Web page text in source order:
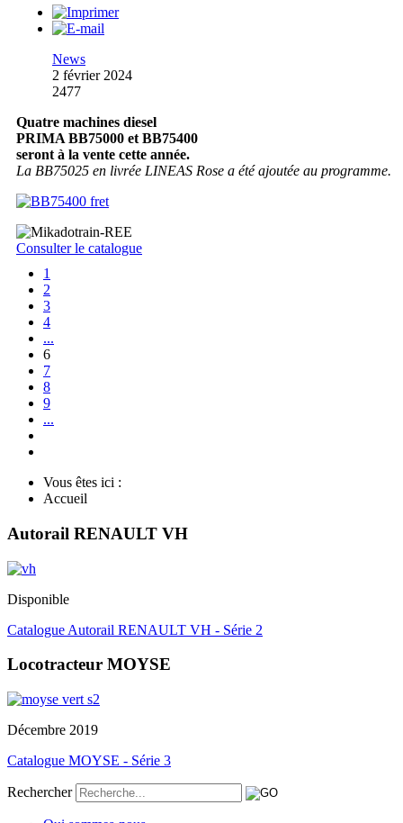
News
2 février 2024
2477
Quatre machines diesel
PRIMA BB75000 et BB75400
seront à la vente cette année.
La BB75025 en livrée LINEAS Rose a été ajoutée au programme.
Consulter le catalogue
1
2
3
4
...
6
7
8
9
...
Vous êtes ici :
Accueil
Autorail RENAULT VH
Disponible
Catalogue Autorail RENAULT VH - Série 2
Locotracteur MOYSE
Décembre 2019
Catalogue MOYSE - Série 3
Rechercher